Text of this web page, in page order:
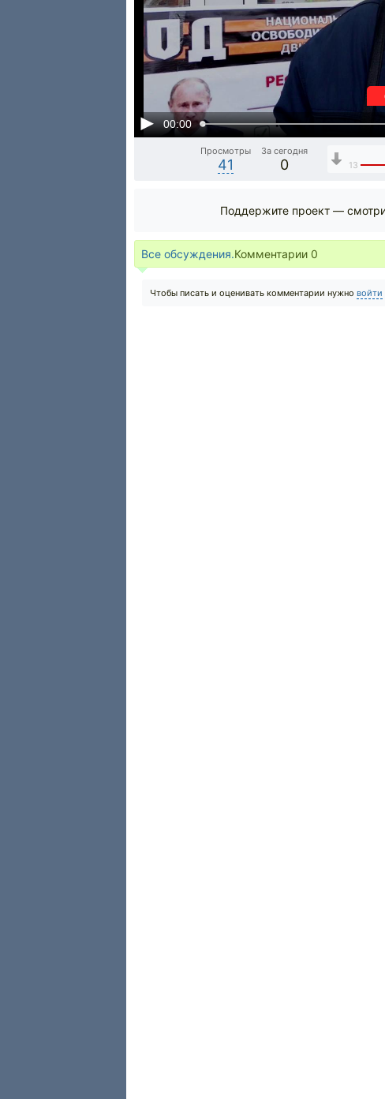
00:00
Просмотры
41
За сегодня
0 13
Поддержите проект —
Все обсуждения.Комментарии 0
Чтобы писать и оценивать комментарии нужно войти